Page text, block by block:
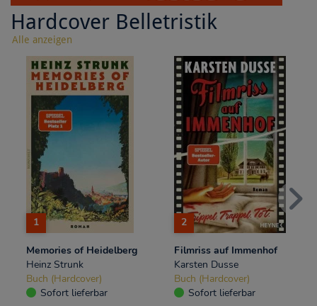
Hardcover Belletristik
Alle anzeigen
1
Memories of Heidelberg
Heinz Strunk
Buch (Hardcover)
Sofort lieferbar
2
Filmriss auf Immenhof
Karsten Dusse
Buch (Hardcover)
Sofort lieferbar